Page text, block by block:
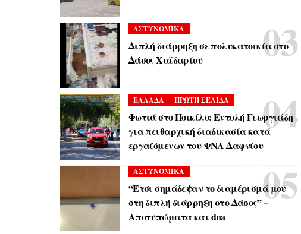
ΑΣΤΥΝΟΜΙΚΑ
Διπλή διάρρηξη σε πολυκατοικία στο
Δάσος Χαϊδαρίου
ΕΛΛΑΔΑ ΠΡΩΤΗ ΣΕΛΙΔΑ
Φωτιά στο Ποικίλο: Εντολή Γεωργιάδη
για πειθαρχική διαδικασία κατά
εργαζόμενων του ΨΝΑ Δαφνίου
ΑΣΤΥΝΟΜΙΚΑ
“Έτσι σημάδεψαν το διαμέρισμά μου
στη διπλή διάρρηξη στο Δάσος” –
Αποτυπώματα και dna